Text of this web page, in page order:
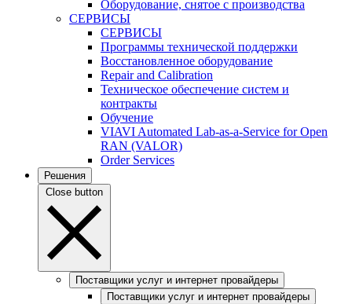
Оборудование, снятое с производства
СЕРВИСЫ
СЕРВИСЫ
Программы технической поддержки
Восстановленное оборудование
Repair and Calibration
Техническое обеспечение систем и
контракты
Обучение
VIAVI Automated Lab-as-a-Service for Open
RAN (VALOR)
Order Services
Решения
Close button
Поставщики услуг и интернет провайдеры
Поставщики услуг и интернет провайдеры